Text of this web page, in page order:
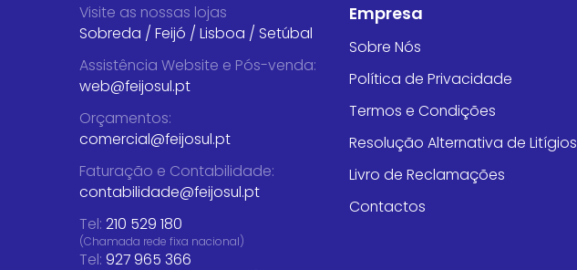
Visite as nossas lojas
Sobreda / Feijó / Lisboa / Setúbal
Assistência Website e Pós-venda:
web@feijosul.pt
Orçamentos:
comercial@feijosul.pt
Faturação e Contabilidade:
contabilidade@feijosul.pt
Tel: 210 529 180
(Chamada rede fixa nacional)
Tel: 927 965 366
Empresa
Sobre Nós
Política de Privacidade
Termos e Condições
Resolução Alternativa de Litígios
Livro de Reclamações
Contactos